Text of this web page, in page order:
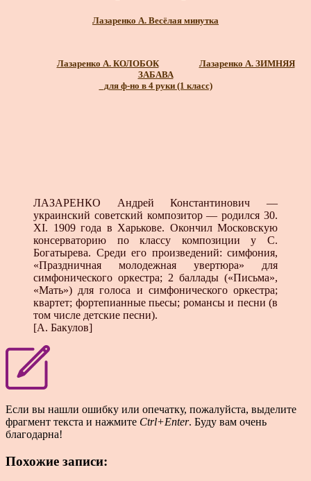
Лазаренко А. Весёлая минутка
Лазаренко А. КОЛОБОК
Лазаренко А. ЗИМНЯЯ
ЗАБАВА
_для ф-но в 4 руки (1 класс)
ЛАЗАРЕНКО Андрей Константинович —
украинский со­ветский композитор — родился 30.
XI. 1909 года в Харькове. Окончил Московскую
консерваторию по классу композиции у С.
Богатырева. Среди его произведений: симфония,
«Празд­ничная молодежная увертюра» для
симфонического оркестра; 2 баллады («Письма»,
«Мать») для голоса и симфонического оркестра;
квартет; фортепианные пьесы; романсы и песни (в
том числе детские песни).
[А. Бакулов]
Если вы нашли ошибку или опечатку, пожалуйста, выделите
фрагмент текста и нажмите Ctrl+Enter. Буду вам очень
благодарна!
Похожие записи: